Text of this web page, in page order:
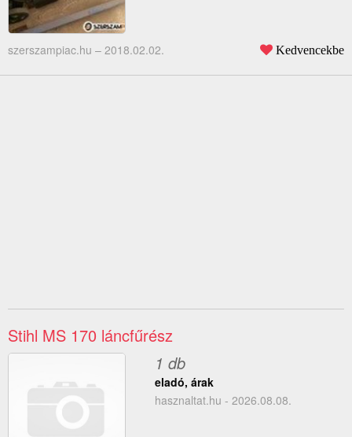
szerszampiac.hu – 2018.02.02. Kedvencekbe
Stihl MS 170 láncfűrész
1 db
eladó, árak
hasznaltat.hu - 2026.08.08.